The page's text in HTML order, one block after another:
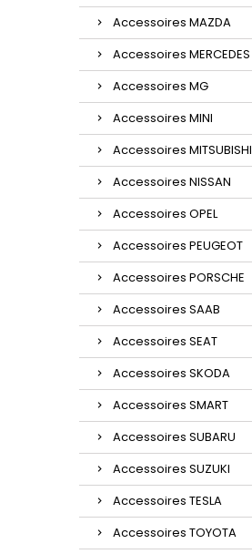
Accessoires MAZDA
Accessoires MERCEDES
Accessoires MG
Accessoires MINI
Accessoires MITSUBISHI
Accessoires NISSAN
Accessoires OPEL
Accessoires PEUGEOT
Accessoires PORSCHE
Accessoires SAAB
Accessoires SEAT
Accessoires SKODA
Accessoires SMART
Accessoires SUBARU
Accessoires SUZUKI
Accessoires TESLA
Accessoires TOYOTA